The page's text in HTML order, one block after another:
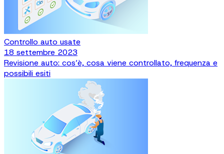
Controllo auto usate
18 settembre 2023
Revisione auto: cos’è, cosa viene controllato, frequenza e
possibili esiti